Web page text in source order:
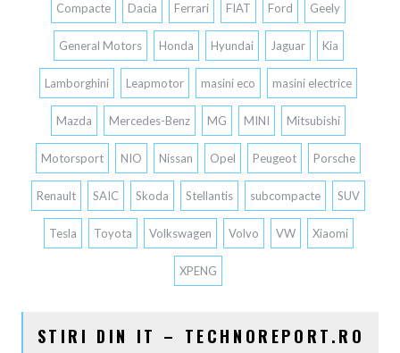
Compacte Dacia Ferrari FIAT Ford Geely
General Motors Honda Hyundai Jaguar Kia
Lamborghini Leapmotor masini eco masini electrice
Mazda Mercedes-Benz MG MINI Mitsubishi
Motorsport NIO Nissan Opel Peugeot Porsche
Renault SAIC Skoda Stellantis subcompacte SUV
Tesla Toyota Volkswagen Volvo VW Xiaomi
XPENG
STIRI DIN IT – TECHNOREPORT.RO